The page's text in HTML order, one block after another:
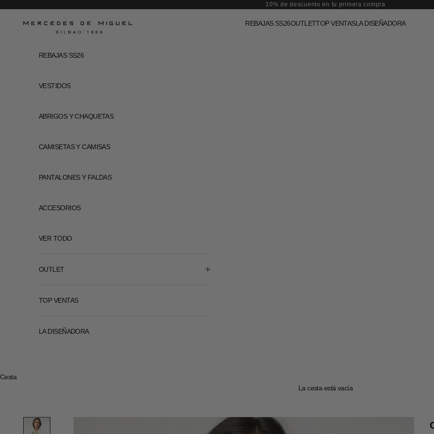
10% de descuento en tu primera compra
Mercedes de Miguel REBAJAS SS26OUTLETTOP VENTASLA DISEÑADORA
REBAJAS SS26
VESTIDOS
ABRIGOS Y CHAQUETAS
CAMISETAS Y CAMISAS
PANTALONES Y FALDAS
ACCESORIOS
VER TODO
OUTLET
TOP VENTAS
LA DISEÑADORA
Cesta
La cesta está vacía